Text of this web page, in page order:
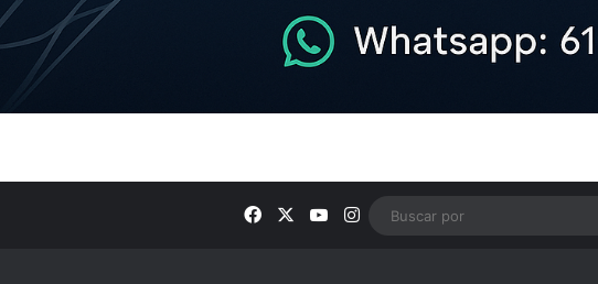
FacebookYouTube
Instagram